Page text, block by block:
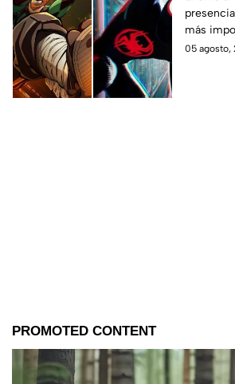
en
más
últimos
05 agosto,